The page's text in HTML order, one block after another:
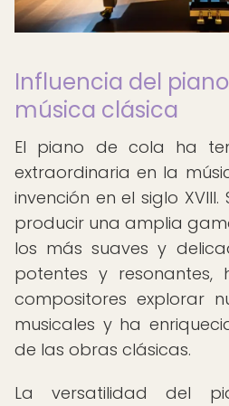
Influencia del
música clásica
El piano de cola ha
extraordinaria en la
invención en el siglo
producir una amplia
los más suaves y
potentes y
compositores explorar
musicales y ha
de las obras clásicas.
La versatilidad del